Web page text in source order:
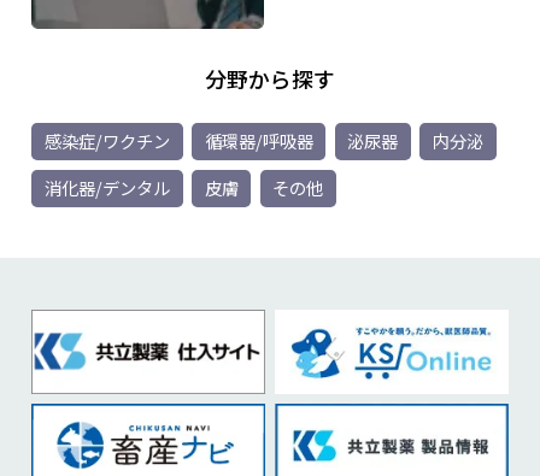
分野から探す
感染症/ワクチン 循環器/呼吸器 泌尿器
内分泌
消化器/デンタル
皮膚 その他